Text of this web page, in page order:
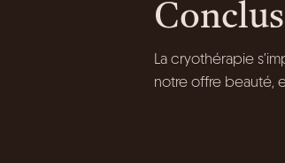
La cryothérapie
notre offre beauté,